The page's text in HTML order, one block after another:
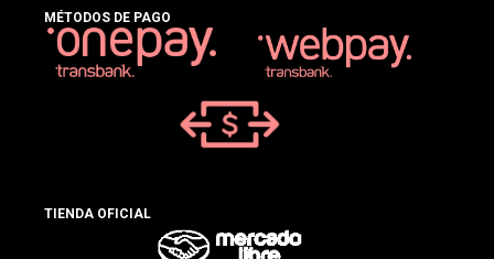
MÉTODOS DE PAGO
TIENDA OFICIAL